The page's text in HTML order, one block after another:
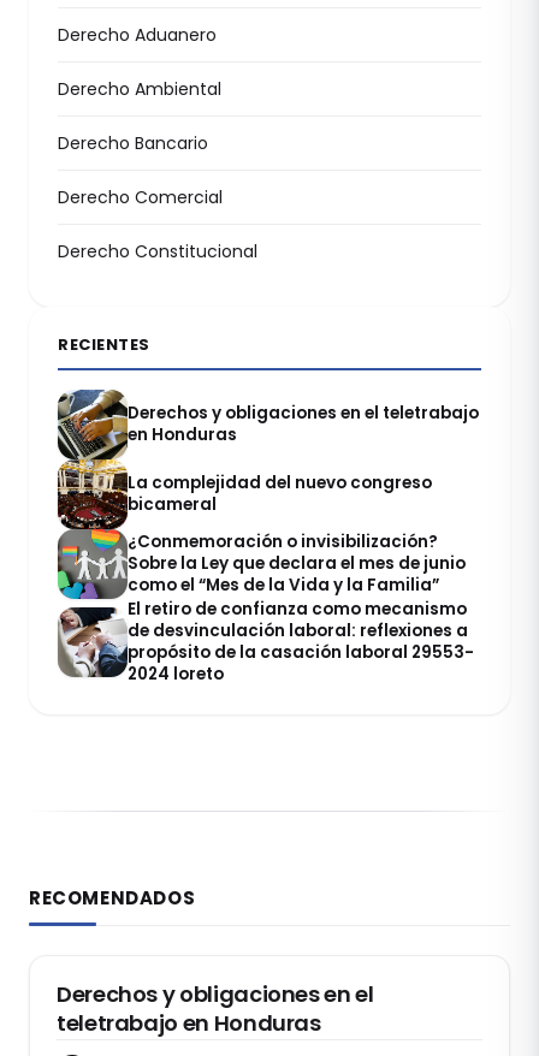
Derecho Aduanero
Derecho Ambiental
Derecho Bancario
Derecho Comercial
Derecho Constitucional
RECIENTES
Derechos y obligaciones en el teletrabajo
en Honduras
La complejidad del nuevo congreso
bicameral
¿Conmemoración o invisibilización?
Sobre la Ley que declara el mes de junio
como el “Mes de la Vida y la Familia”
El retiro de confianza como mecanismo
de desvinculación laboral: reflexiones a
propósito de la casación laboral 29553-
2024 loreto
RECOMENDADOS
DERECHO LABORAL
Derechos y obligaciones en el
teletrabajo en Honduras